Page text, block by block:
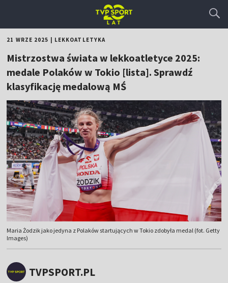
21 WRZE 2025 LEKKOATLETYKA
Mistrzostwa świata w lekkoatletyce 2025:
medale Polaków w Tokio [lista]. Sprawdź
klasyfikację medalową MŚ
Maria Żodzik jako jedyna z Polaków startujących w Tokio zdobyła medal (fot. Getty
Images)
TVPSPORT.PL